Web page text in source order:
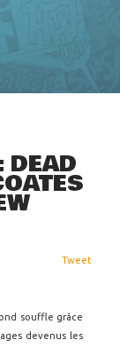
DEAD
Tweet
souffle grâce
devenus les